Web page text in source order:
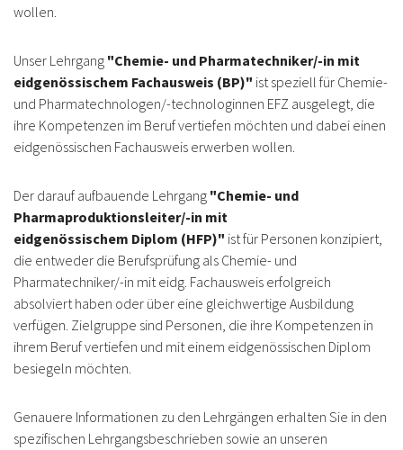
wollen.
Unser Lehrgang "Chemie- und Pharmatechniker/-in mit
eidgenössischem Fachausweis (BP)" ist speziell für Chemie-
und Pharmatechnologen/-technologinnen EFZ ausgelegt, die
ihre Kompetenzen im Beruf vertiefen möchten und dabei einen
eidgenössischen Fachausweis erwerben wollen.
Der darauf aufbauende Lehrgang "Chemie- und
Pharmaproduktionsleiter/-in mit
eidgenössischem Diplom (HFP)" ist für Personen konzipiert,
die entweder die Berufsprüfung als Chemie- und
Pharmatechniker/-in mit eidg. Fachausweis erfolgreich
absolviert haben oder über eine gleichwertige Ausbildung
verfügen. Zielgruppe sind Personen, die ihre Kompetenzen in
ihrem Beruf vertiefen und mit einem eidgenössischen Diplom
besiegeln möchten.
Genauere Informationen zu den Lehrgängen erhalten Sie in den
spezifischen Lehrgangsbeschrieben sowie an unseren